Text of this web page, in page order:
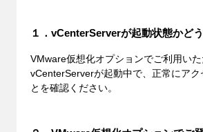
１．vCenterServerが起動状態かど
VMware仮想化オプションでご利用い
vCenterServerが起動中で、正常にアク
とを確認ください。